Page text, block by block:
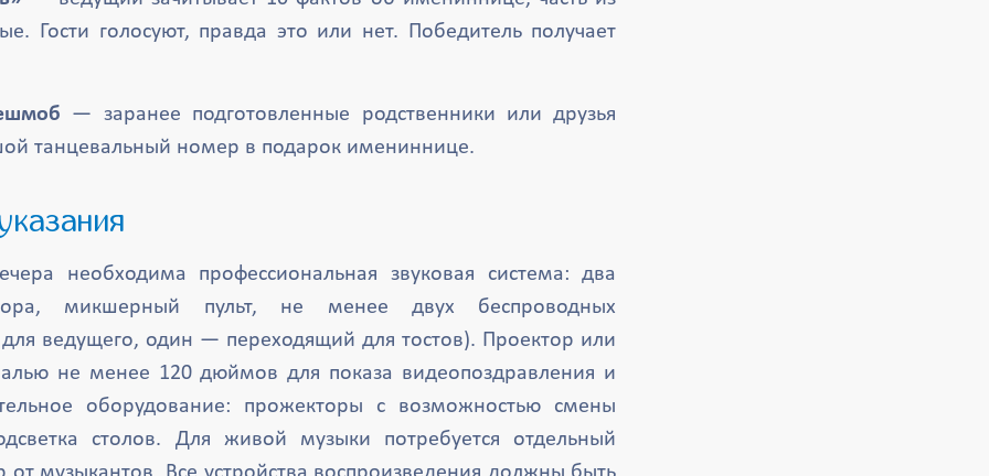
Гости голосуют, правда это или нет. Победитель получает
— заранее подготовленные родственники или друзья
танцевальный номер в подарок имениннице.
необходима профессиональная звуковая система: два
микшерный пульт, не менее двух беспроводных
ведущего, один — переходящий для тостов). Проектор или
не менее 120 дюймов для показа видеопоздравления и
оборудование: прожекторы с возможностью смены
столов. Для живой музыки потребуется отдельный